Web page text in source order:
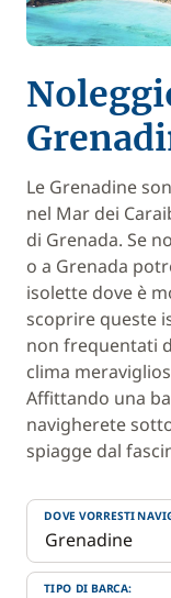
Le Grenadine
nel Mar dei
di Grenada. Se
o a Grenada
isolette dove è
scoprire queste
non frequentati
clima
Affittando una
navigherete
spiagge dal
DOVE VORRESTI
TIPO DI BARCA: